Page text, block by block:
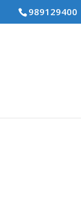
989129400